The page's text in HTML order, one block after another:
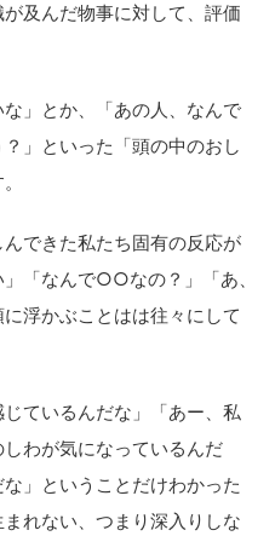
及んだ物事に対して、評価
」とか、「あの人、なんで
」といった「頭の中のおし
できた私たち固有の反応が
「なんで○○なの？」「あ、
浮かぶことはは往々にして
じているんだな」「あー、私
わが気になっているんだ
」ということだけわかった
れない、つまり深入りしな